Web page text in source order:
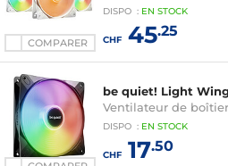
COMPARER
DISPO : EN STOCK
CHF45.25
be quiet! Light
Ventilateur de
DISPO : EN STOCK
CHF17.50